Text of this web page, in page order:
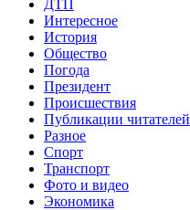
ДТП
Интересное
История
Общество
Погода
Президент
Происшествия
Публикации читателей
Разное
Спорт
Транспорт
Фото и видео
Экономика